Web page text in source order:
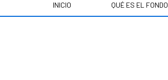
INICIO QUÉ ES EL FONDO